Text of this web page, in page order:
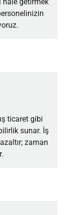
ticaret gibi
sunar. İş
zaman